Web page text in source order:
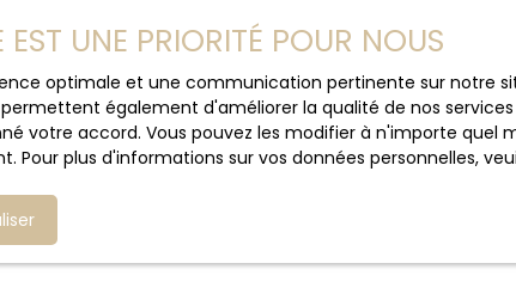
commerciale par voie téléphonique, vous pouvez
1 du code de la consommation, sur le site Internet
EST UNE PRIORITÉ POUR NOUS
optimale et une communication pertinente sur notre
également d'améliorer la qualité de nos
votre accord. Vous pouvez les modifier à n'importe quel
plus d'informations sur vos données personnelles,